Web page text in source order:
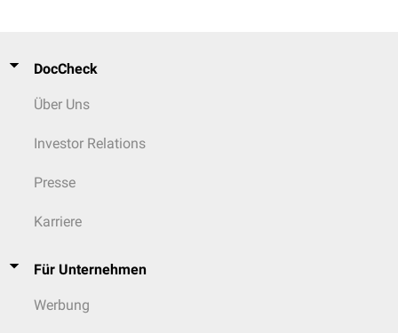
DocCheck
Über Uns
Investor Relations
Presse
Karriere
Für Unternehmen
Werbung